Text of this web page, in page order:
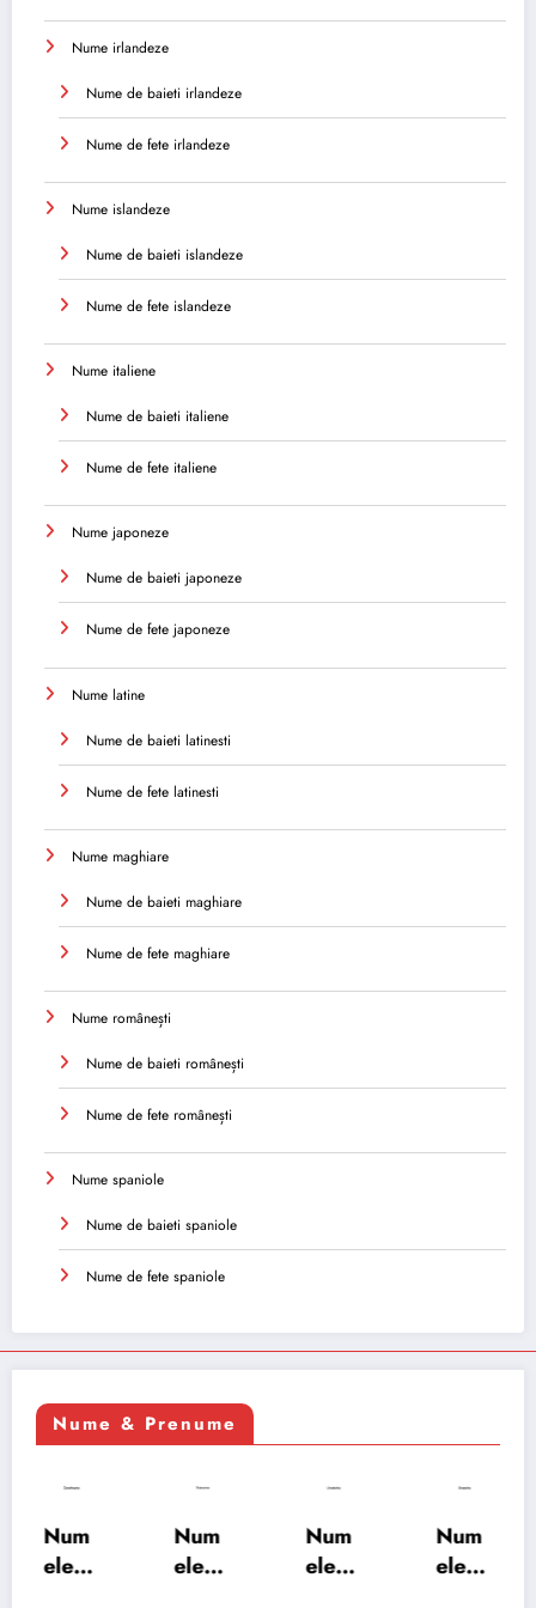
Nume irlandeze
Nume de baieti irlandeze
Nume de fete irlandeze
Nume islandeze
Nume de baieti islandeze
Nume de fete islandeze
Nume italiene
Nume de baieti italiene
Nume de fete italiene
Nume japoneze
Nume de baieti japoneze
Nume de fete japoneze
Nume latine
Nume de baieti latinesti
Nume de fete latinesti
Nume maghiare
Nume de baieti maghiare
Nume de fete maghiare
Nume românești
Nume de baieti românești
Nume de fete românești
Nume spaniole
Nume de baieti spaniole
Nume de fete spaniole
Nume & Prenume
Num
ele
Num
ele
Num
ele
Num
ele